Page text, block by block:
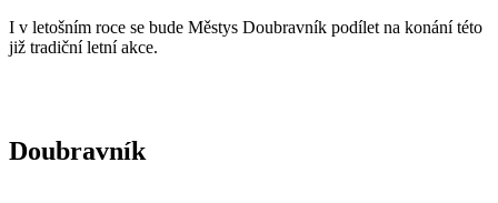
I v letošním roce se bude Městys Doubravník podílet na konání této
již tradiční letní akce.
Doubravník